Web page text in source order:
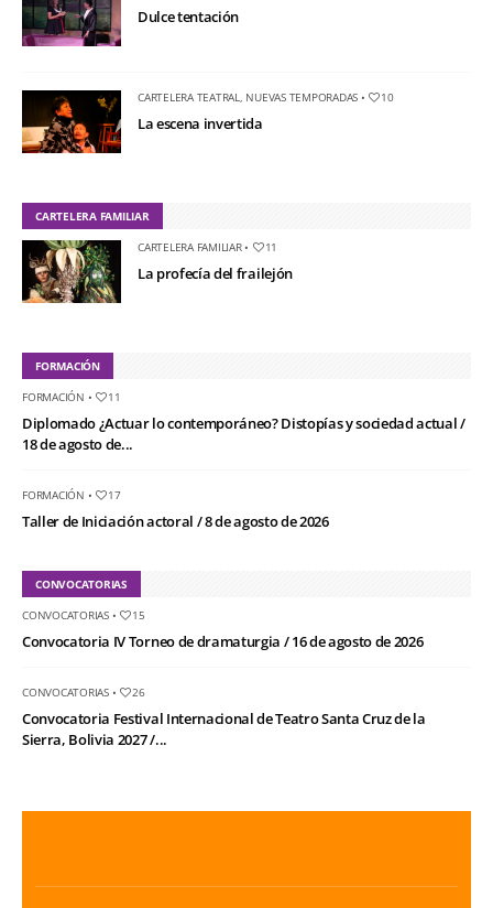
Dulce tentación
CARTELERA TEATRAL, NUEVAS TEMPORADAS • 10
La escena invertida
CARTELERA FAMILIAR
CARTELERA FAMILIAR• 11
La profecía del frailejón
FORMACIÓN
FORMACIÓN • 11
Diplomado ¿Actuar lo contemporáneo? Distopías y sociedad actual /
18 de agosto de...
FORMACIÓN • 17
Taller de Iniciación actoral / 8 de agosto de 2026
CONVOCATORIAS
CONVOCATORIAS• 15
Convocatoria IV Torneo de dramaturgia / 16 de agosto de 2026
CONVOCATORIAS• 26
Convocatoria Festival Internacional de Teatro Santa Cruz de la
Sierra, Bolivia 2027 /...